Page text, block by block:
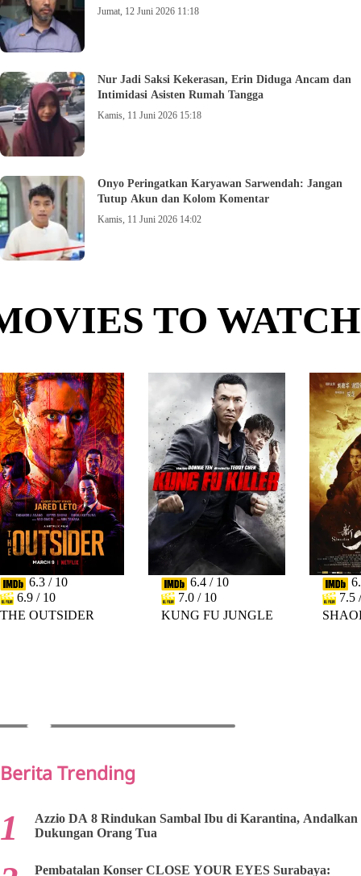
Jumat, 12 Juni 2026 11:18
Nur Jadi Saksi Kekerasan, Erin Diduga Ancam dan
Intimidasi Asisten Rumah Tangga
Kamis, 11 Juni 2026 15:18
Onyo Peringatkan Karyawan Sarwendah: Jangan
Tutup Akun dan Kolom Komentar
Kamis, 11 Juni 2026 14:02
TO WATCH
6.3 / 10
6.9 / 10
THE OUTSIDER
6.4 / 10
7.0 / 10
KUNG FU JUNGLE
7.5
Berita Trending
Azzio DA 8 Rindukan Sambal Ibu di Karantina, Andalkan
Dukungan Orang Tua
Pembatalan Konser CLOSE YOUR EYES Surabaya: